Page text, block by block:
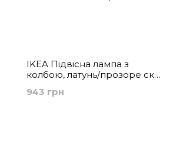
IKEA Підвісна лампа з
колбою, латунь/прозоре скло
194.944.50
943 грн